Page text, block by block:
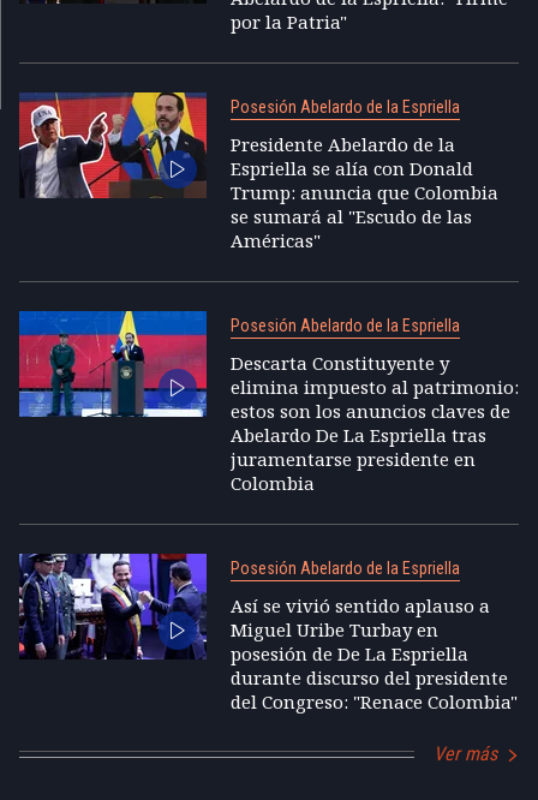
por la Patria"
Posesión Abelardo de la Espriella
Presidente Abelardo de la
Espriella se alía con Donald
Trump: anuncia que Colombia
se sumará al "Escudo de las
Américas"
Posesión Abelardo de la Espriella
Descarta Constituyente y
elimina impuesto al patrimonio:
estos son los anuncios claves de
Abelardo De La Espriella tras
juramentarse presidente en
Colombia
Posesión Abelardo de la Espriella
Así se vivió sentido aplauso a
Miguel Uribe Turbay en
posesión de De La Espriella
durante discurso del presidente
del Congreso: "Renace Colombia"
Ver más